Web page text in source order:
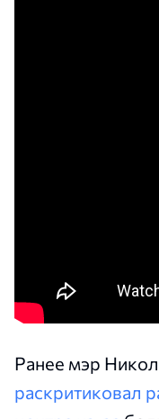
Ранее мэр
раскритиковал